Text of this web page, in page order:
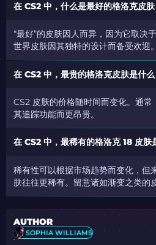
在 CS2 中，什么是最好的格洛克皮肤
“最好”的皮肤因人而异，因为它取决
世界皮肤因其独特的设计而备受欢迎。
在 CS2 中，最贵的格洛克皮肤是什么
CS2 皮肤的价格随时间而变化。通
其追踪功能而更昂贵。
在 CS2 中，最稀有的格洛克 18 皮肤
稀有性可以根据市场趋势而变化，但
肤往往更稀有。留意诸如渐变之类的
AUTHOR
SOPHIA WILLIAMS